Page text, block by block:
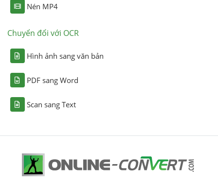
Nén MP4
Chuyển đổi với OCR
Hình ảnh sang văn bản
PDF sang Word
Scan sang Text